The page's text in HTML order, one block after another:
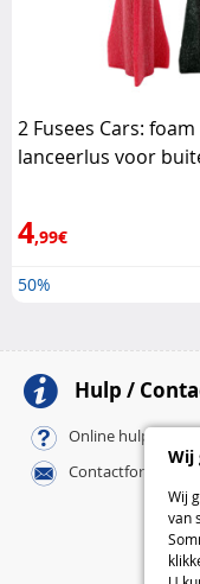
Wij
Wij
van
2 Fusees Cars:
lanceerlus voor
4,99€
50%
Hulp /
Online hulp / FAQ
Contactformulier